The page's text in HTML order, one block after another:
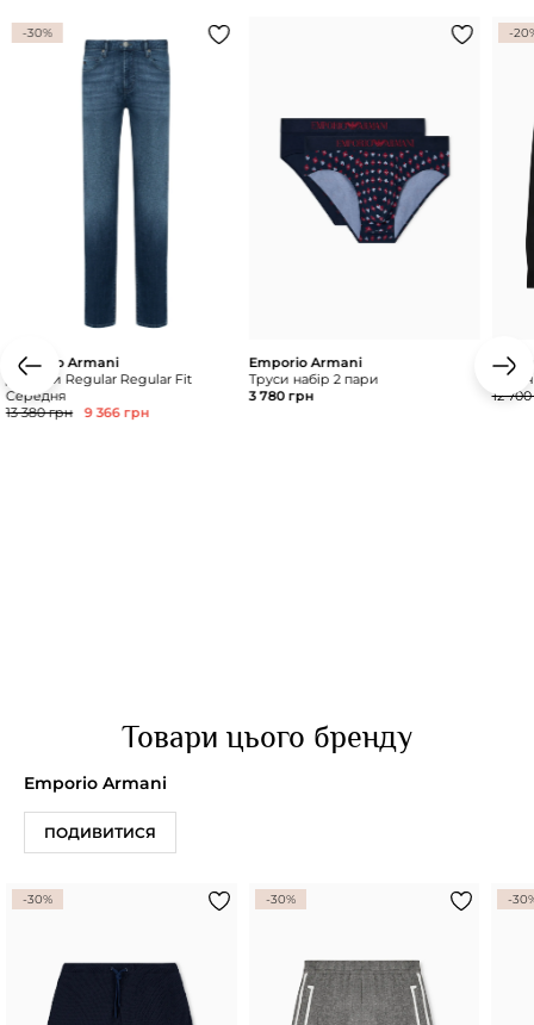
-30%
Emporio Armani
Джинси Regular Regular Fit
Середня
13 380 грн
9 366 грн
Emporio Armani
Труси набір 2 пари
3 780 грн
-
12
Товари цього бренду
Emporio Armani
ПОДИВИТИСЯ
-30% -30% -